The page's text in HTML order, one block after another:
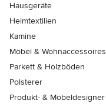
Hausgeräte
Heimtextilien
Kamine
Möbel & Wohnaccessoires
Parkett & Holzböden
Polsterer
Produkt- & Möbeldesigner